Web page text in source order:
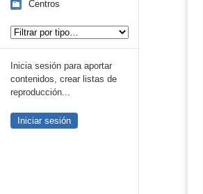
Centros
Inicia sesión para aportar
contenidos, crear listas de
reproducción...
Iniciar sesión